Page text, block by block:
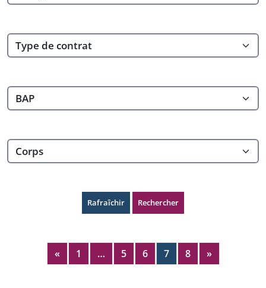
Rafraîchir Rechercher
« 1 … 5 6 7 8 »